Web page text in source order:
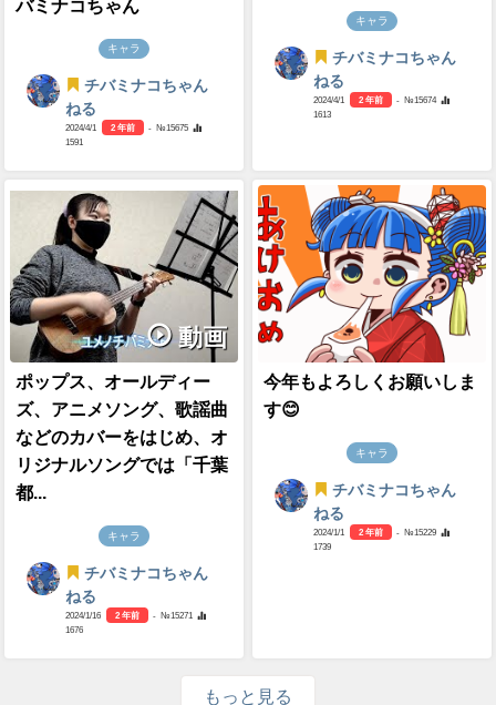
バミナコちゃん
キャラ
チバミナコちゃん
ねる
2024/4/1 2 年前
- №15675
1591
キャラ
チバミナコちゃん
ねる
2024/4/1 2 年前
- №15674
1613
動画
ポップス、オールディー
ズ、アニメソング、歌謡曲
などのカバーをはじめ、オ
リジナルソングでは「千葉
都...
キャラ
チバミナコちゃん
ねる
2024/1/16 2 年前
- №15271
1676
今年もよろしくお願いしま
す😊
キャラ
チバミナコちゃん
ねる
2024/1/1 2 年前
- №15229
1739
もっと見る